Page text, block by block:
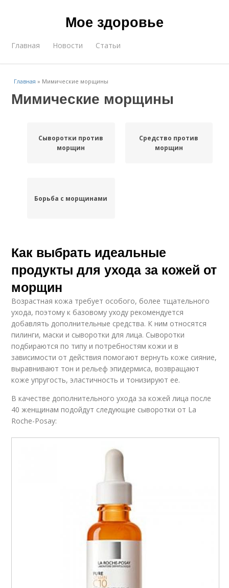
Мое здоровье
Главная Новости Статьи
Главная » Мимические морщины
Мимические морщины
Сыворотки против
морщин
Средство против
морщин
Борьба с морщинами
Как выбрать идеальные
продукты для ухода за кожей от
морщин
Возрастная кожа требует особого, более тщательного
ухода, поэтому к базовому уходу рекомендуется
добавлять дополнительные средства. К ним относятся
пилинги, маски и сыворотки для лица. Сыворотки
подбираются по типу и потребностям кожи и в
зависимости от действия помогают вернуть коже сияние,
выравнивают тон и рельеф эпидермиса, возвращают
коже упругость, эластичность и тонизируют ее.
В качестве дополнительного ухода за кожей лица после
40 женщинам подойдут следующие сыворотки от La
Roche-Posay: